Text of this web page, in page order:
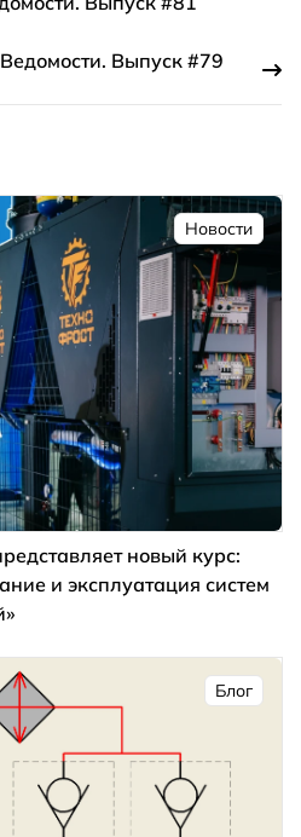
Выпуск #79
Новости
новый курс:
и эксплуатация систем
Блог